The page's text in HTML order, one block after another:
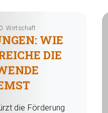
Wirtschaft
WIE
DIE
die Förderung